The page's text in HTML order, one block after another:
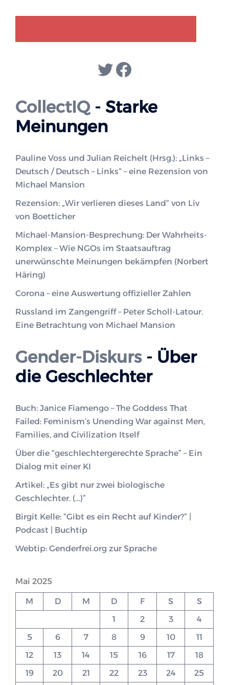
Twitter
Facebook
CollectIQ- Starke
Meinungen
Pauline Voss und Julian Reichelt (Hrsg.): „Links –
Deutsch / Deutsch – Links“ – eine Rezension von
Michael Mansion
Rezension: „Wir verlieren dieses Land“ von Liv
von Boetticher
Michael-Mansion-Besprechung: Der Wahrheits-
Komplex – Wie NGOs im Staatsauftrag
unerwünschte Meinungen bekämpfen (Norbert
Häring)
Corona – eine Auswertung offizieller Zahlen
Russland im Zangengriff – Peter Scholl-Latour.
Eine Betrachtung von Michael Mansion
Gender-Diskurs- Über
die Geschlechter
Buch: Janice Fiamengo – The Goddess That
Failed: Feminism’s Unending War against Men,
Families, and Civilization Itself
Über die “geschlechtergerechte Sprache” – Ein
Dialog mit einer KI
Artikel: „Es gibt nur zwei biologische
Geschlechter. (…)”
Birgit Kelle: “Gibt es ein Recht auf Kinder?” |
Podcast | Buchtip
Webtip: Genderfrei.org zur Sprache
Mai 2025
M D M D F S
S
1
2 3
4
5
6 7 8 9 10
11
12
13 14 15 16 17
18
19
20 21 22 23 24 25